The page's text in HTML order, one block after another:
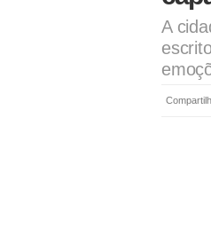
A